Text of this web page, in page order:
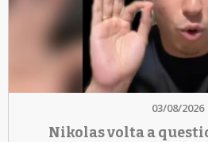
03/08/2026
Nikolas volta a